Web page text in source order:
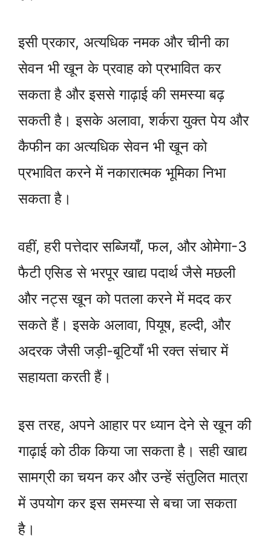
इसी प्रकार, अत्यधिक नमक और चीनी का
सेवन भी खून के प्रवाह को प्रभावित कर
सकता है और इससे गाढ़ाई की समस्या बढ़
सकती है। इसके अलावा, शर्करा युक्त पेय और
कैफीन का अत्यधिक सेवन भी खून को
प्रभावित करने में नकारात्मक भूमिका निभा
सकता है।
वहीं, हरी पत्तेदार सब्जियाँ, फल, और ओमेगा-3
फैटी एसिड से भरपूर खाद्य पदार्थ जैसे मछली
और नट्स खून को पतला करने में मदद कर
सकते हैं। इसके अलावा, पियूष, हल्दी, और
अदरक जैसी जड़ी-बूटियाँ भी रक्त संचार में
सहायता करती हैं।
इस तरह, अपने आहार पर ध्यान देने से खून की
गाढ़ाई को ठीक किया जा सकता है। सही खाद्य
सामग्री का चयन कर और उन्हें संतुलित मात्रा
में उपयोग कर इस समस्या से बचा जा सकता
है।